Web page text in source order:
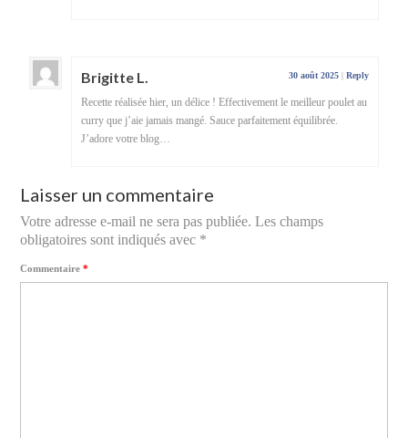
Brigitte L. 30 août 2025 | Reply
Recette réalisée hier, un délice ! Effectivement le meilleur poulet au
curry que j’aie jamais mangé. Sauce parfaitement équilibrée.
J’adore votre blog…
Laisser un commentaire
Votre adresse e-mail ne sera pas publiée. Les champs
obligatoires sont indiqués avec *
Commentaire*